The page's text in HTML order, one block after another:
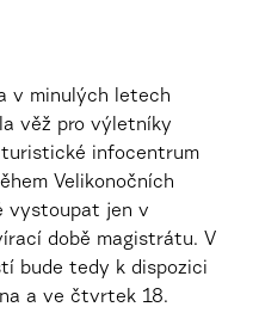
v minulých letech
věž pro výletníky
turistické infocentrum
Velikonočních
vystoupat jen v
době magistrátu. V
bude tedy k dispozici
a ve čtvrtek 18.